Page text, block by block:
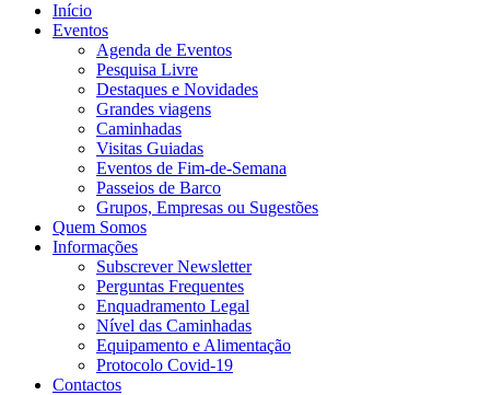
Início
Eventos
Agenda de Eventos
Pesquisa Livre
Destaques e Novidades
Grandes viagens
Caminhadas
Visitas Guiadas
Eventos de Fim-de-Semana
Passeios de Barco
Grupos, Empresas ou Sugestões
Quem Somos
Informações
Subscrever Newsletter
Perguntas Frequentes
Enquadramento Legal
Nível das Caminhadas
Equipamento e Alimentação
Protocolo Covid-19
Contactos